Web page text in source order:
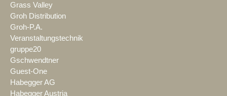
Grass Valley
Groh Distribution
Groh-P.A.
Veranstaltungstechnik
gruppe20
Gschwendtner
Guest-One
Habegger AG
Habegger Austria